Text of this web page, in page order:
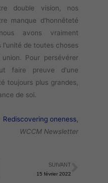
double vision, nos
manque d'honnêteté
avons vraiment
de toutes choses
Pour persévérer
faire preuve d'une
toujours plus grandes,
de soi.
Rediscovering oneness
WCCM Newsletter
SUIVANT
15 février 2022